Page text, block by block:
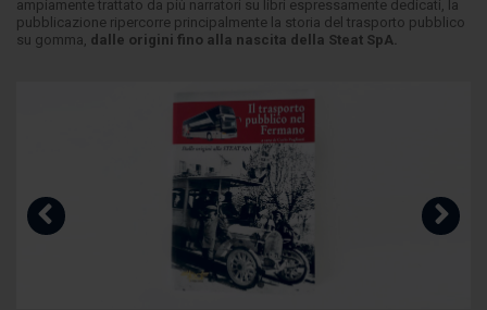
ampiamente trattato da più narratori su libri espressamente dedicati, la
pubblicazione ripercorre principalmente la storia del trasporto pubblico
su gomma, dalle origini fino alla nascita della Steat SpA.